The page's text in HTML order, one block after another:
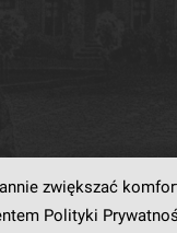
działa dzięki
zwiększać
Polityki